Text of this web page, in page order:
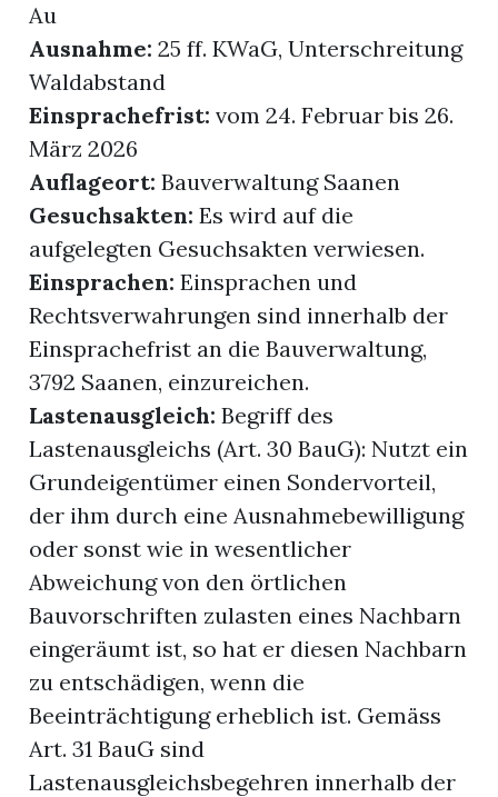
Au
Ausnahme: 25 ff. KWaG, Unterschreitung
Waldabstand
Einsprachefrist: vom 24. Februar bis 26.
März 2026
Auflageort: Bauverwaltung Saanen
Gesuchsakten: Es wird auf die
aufgelegten Gesuchsakten verwiesen.
Einsprachen: Einsprachen und
Rechtsverwahrungen sind innerhalb der
Einsprachefrist an die Bauverwaltung,
3792 Saanen, einzureichen.
Lastenausgleich: Begriff des
Lastenausgleichs (Art. 30 BauG): Nutzt ein
Grundeigentümer einen Sondervorteil,
der ihm durch eine Ausnahmebewilligung
oder sonst wie in wesentlicher
Abweichung von den örtlichen
Bauvorschriften zulasten eines Nachbarn
eingeräumt ist, so hat er diesen Nachbarn
zu entschädigen, wenn die
Beeinträchtigung erheblich ist. Gemäss
Art. 31 BauG sind
Lastenausgleichsbegehren innerhalb der